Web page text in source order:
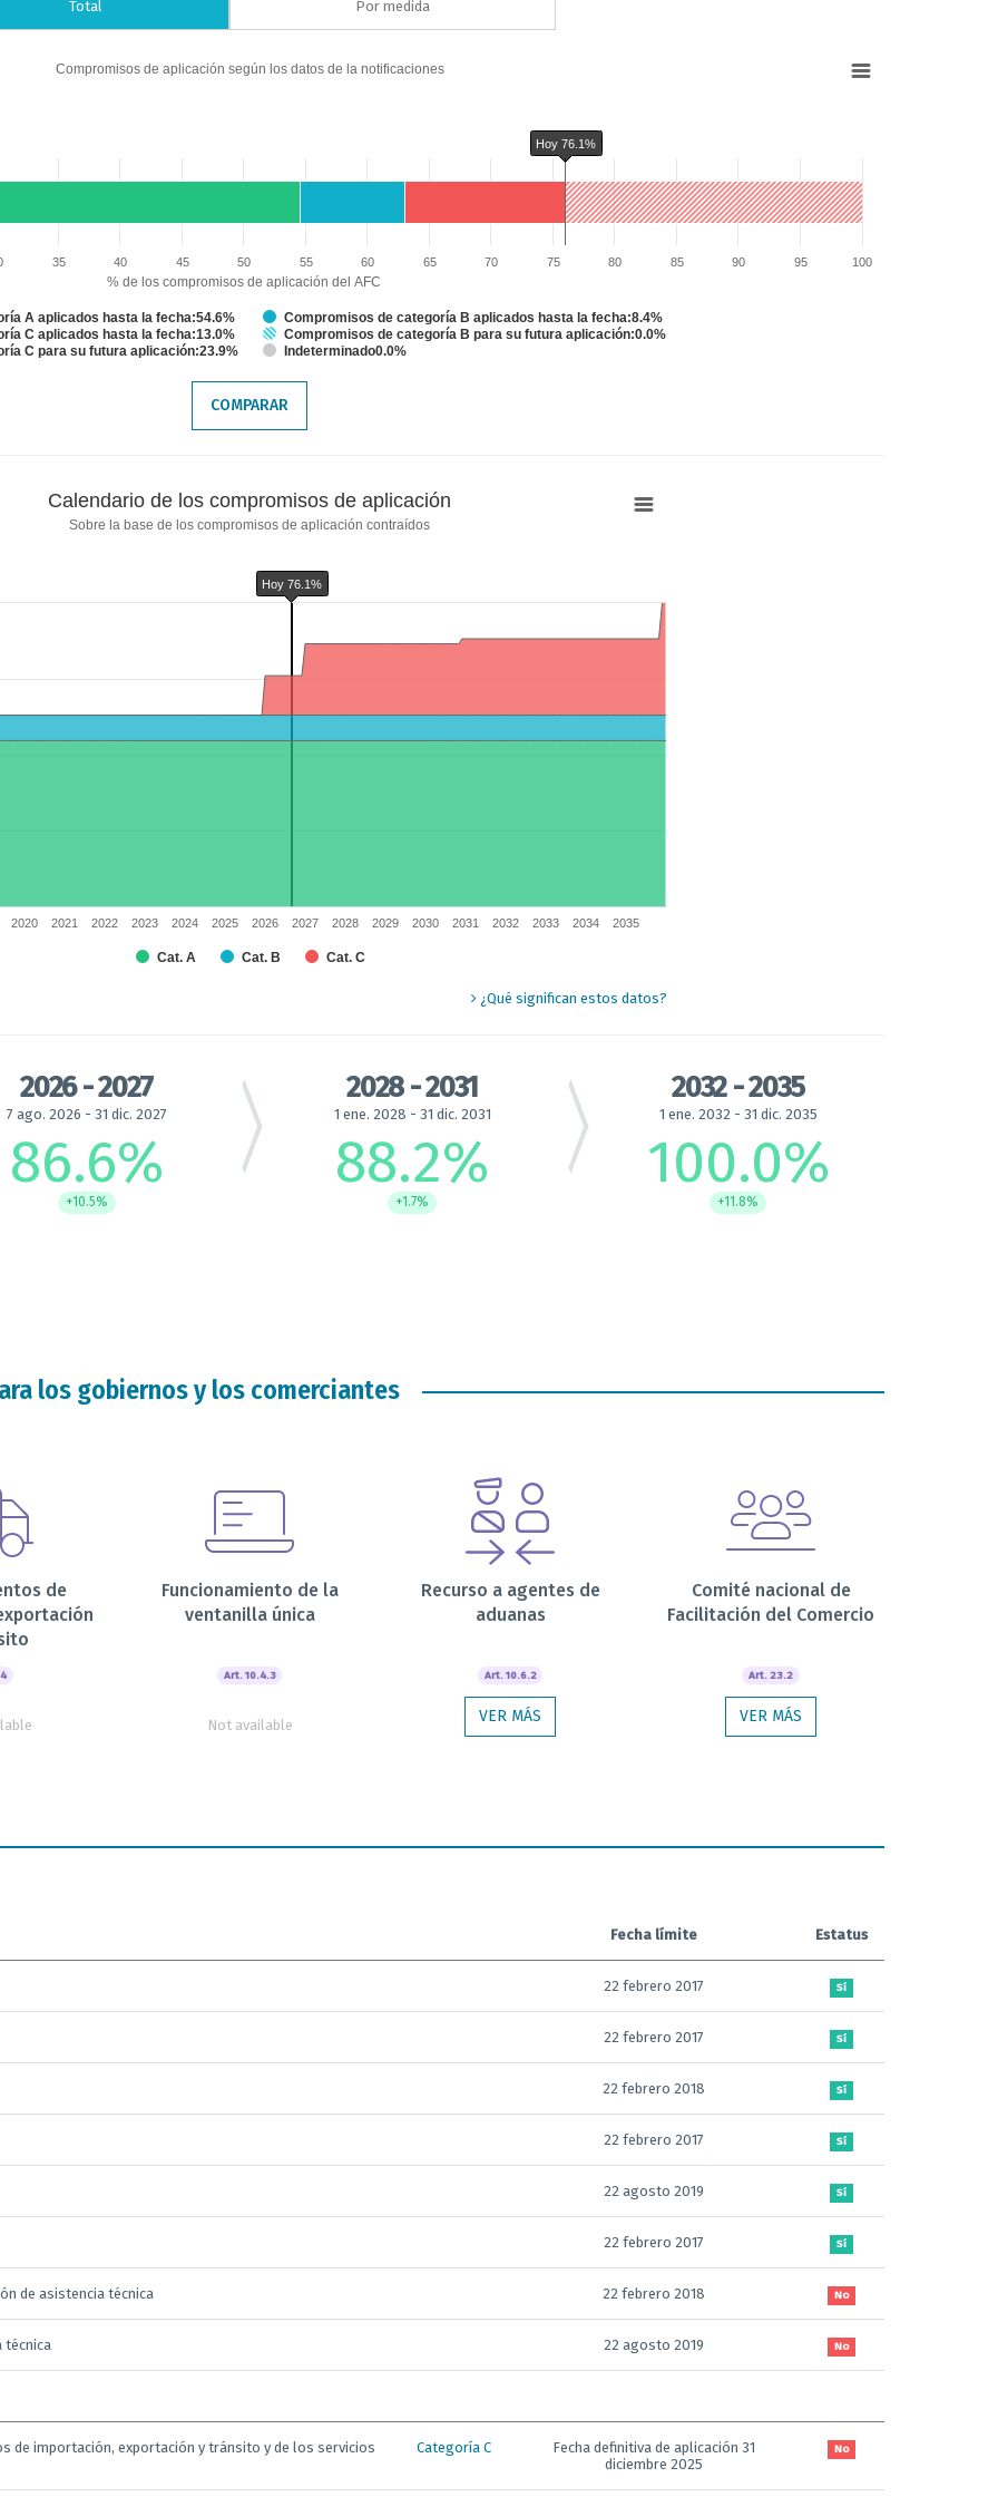
Total Por medida
del AFC. Data ranges from 54.621848739495796 to 100.
% de los compromisos de aplicación del AFC
Compromisos de aplicación según los datos de la notificaciones
Hoy 76.1%
A aplicados hasta la fecha:54.6%
Compromisos de categoría B aplicados hasta la fecha:8.4%
C aplicados hasta la fecha:13.0%
Compromisos de categoría B para su futura aplicación:0.0%
C para su futura aplicación:23.9%
Indeterminado0.0%
35 40 45 50 55 60 65 70 75 80 85 90 95 100
COMPARAR
% and values.
Calendario de los compromisos de aplicación
Sobre la base de los compromisos de aplicación contraídos
Hoy 76.1%
Cat. A Cat. B Cat. C
2020 2021 2022 2023 2024 2025 2026 2027 2028 2029 2030 2031 2032 2033 2034 2035
¿Qué significan estos datos?
2026 - 2027
7 ago. 2026 - 31 dic. 2027
86.6%
+10.5%
2028 - 2031
1 ene. 2028 - 31 dic. 2031
88.2%
+1.7%
2032 - 2035
1 ene. 2032 - 31 dic. 2035
100.0%
+11.8%
los gobiernos y los comerciantes
de
Funcionamiento de la
ventanilla única
Art. 10.4.3
Not available
Recurso a agentes de
aduanas
Art. 10.6.2
VER MÁS
Comité nacional de
Facilitación del Comercio
Art. 23.2
VER MÁS
Fecha límite Estatus
22 febrero 2017 Sí
22 febrero 2017 Sí
22 febrero 2018 Sí
22 febrero 2017 Sí
22 agosto 2019 Sí
22 febrero 2017 Sí
de asistencia técnica 22 febrero 2018 No
técnica 22 agosto 2019 No
de importación, exportación y tránsito y de los servicios
Categoría C
Fecha definitiva de aplicación 31
diciembre 2025
No